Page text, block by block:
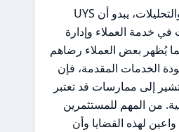
بناءً على الشكاوى والتحليلات، يبدو أن UYS
في خدمة العملاء وإدارة
يُظهر بعض العملاء رضاهم
الخدمات المقدمة، فإن
إلى ممارسات قد تعتبر
من المهم للمستثمرين
لهذه القضايا وأن